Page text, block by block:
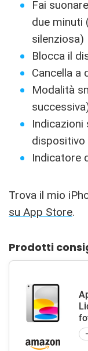
Fai
due minuti
silenziosa)
Blocca il
Cancella a
Modalità
Indicazioni
dispositivo
Indicatore
Trova il mio
su App Store.
Prodotti